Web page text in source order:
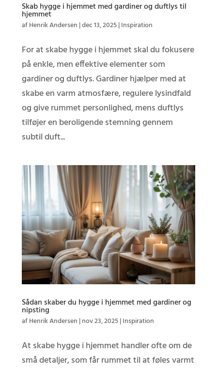
Skab hygge i hjemmet med gardiner og duftlys til
hjemmet
afHenrik Andersen |dec 13, 2025|Inspiration
For at skabe hygge i hjemmet skal du fokusere
på enkle, men effektive elementer som
gardiner og duftlys. Gardiner hjælper med at
skabe en varm atmosfære, regulere lysindfald
og give rummet personlighed, mens duftlys
tilføjer en beroligende stemning gennem
subtil duft...
Sådan skaber du hygge i hjemmet med gardiner og
nipsting
afHenrik Andersen |nov 23, 2025|Inspiration
At skabe hygge i hjemmet handler ofte om de
små detaljer, som får rummet til at føles varmt